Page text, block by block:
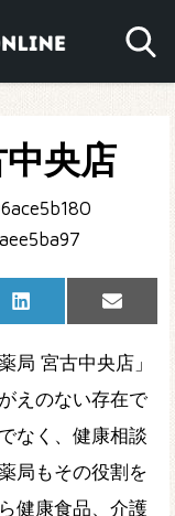
央店
Share
on
LinkedIn
Share
on
Email
局 宮古中央店」
えのない存在で
なく、健康相談
局もその役割を
健康食品、介護